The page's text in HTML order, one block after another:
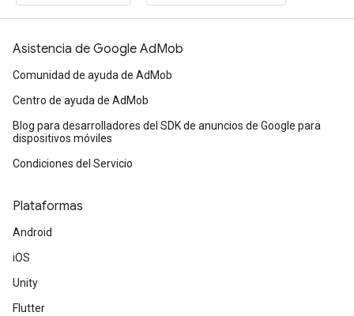
Asistencia de Google AdMob
Comunidad de ayuda de AdMob
Centro de ayuda de AdMob
Blog para desarrolladores del SDK de anuncios de Google para
dispositivos móviles
Condiciones del Servicio
Plataformas
Android
iOS
Unity
Flutter